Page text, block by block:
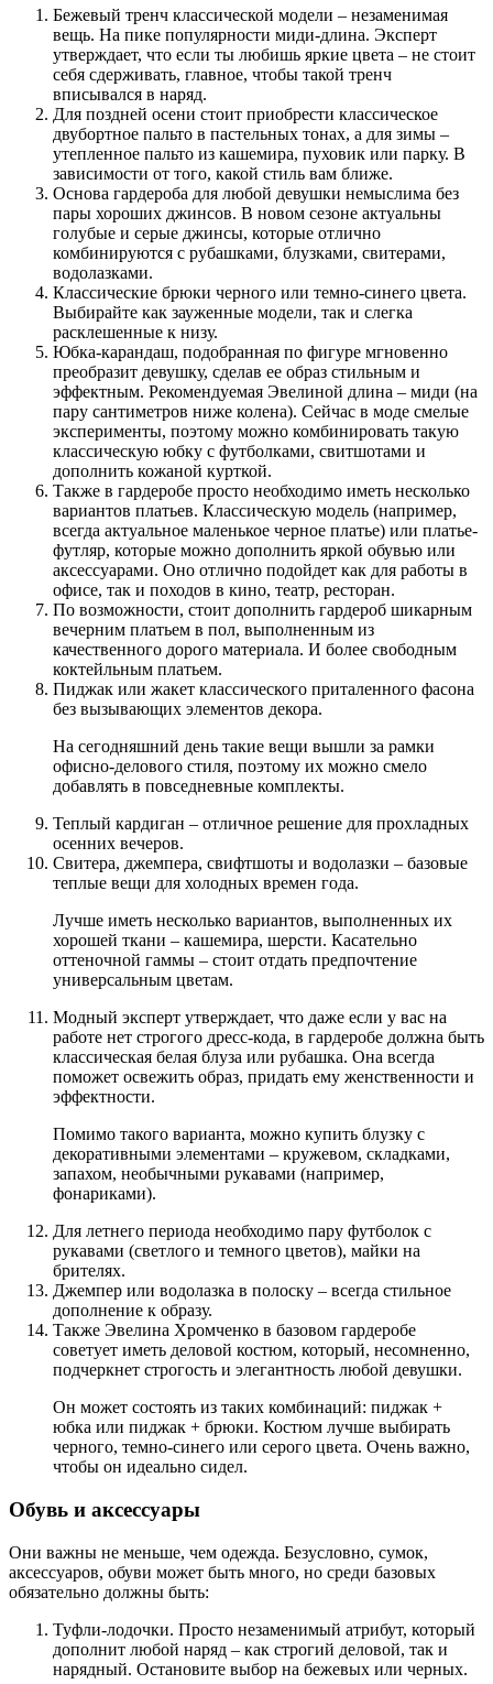
Бежевый тренч классической модели – незаменимая
вещь. На пике популярности миди-длина. Эксперт
утверждает, что если ты любишь яркие цвета – не стоит
себя сдерживать, главное, чтобы такой тренч
вписывался в наряд.
Для поздней осени стоит приобрести классическое
двубортное пальто в пастельных тонах, а для зимы –
утепленное пальто из кашемира, пуховик или парку. В
зависимости от того, какой стиль вам ближе.
Основа гардероба для любой девушки немыслима без
пары хороших джинсов. В новом сезоне актуальны
голубые и серые джинсы, которые отлично
комбинируются с рубашками, блузками, свитерами,
водолазками.
Классические брюки черного или темно-синего цвета.
Выбирайте как зауженные модели, так и слегка
расклешенные к низу.
Юбка-карандаш, подобранная по фигуре мгновенно
преобразит девушку, сделав ее образ стильным и
эффектным. Рекомендуемая Эвелиной длина – миди (на
пару сантиметров ниже колена). Сейчас в моде смелые
эксперименты, поэтому можно комбинировать такую
классическую юбку с футболками, свитшотами и
дополнить кожаной курткой.
Также в гардеробе просто необходимо иметь несколько
вариантов платьев. Классическую модель (например,
всегда актуальное маленькое черное платье) или платье-
футляр, которые можно дополнить яркой обувью или
аксессуарами. Оно отлично подойдет как для работы в
офисе, так и походов в кино, театр, ресторан.
По возможности, стоит дополнить гардероб шикарным
вечерним платьем в пол, выполненным из
качественного дорого материала. И более свободным
коктейльным платьем.
Пиджак или жакет классического приталенного фасона
без вызывающих элементов декора.
На сегодняшний день такие вещи вышли за рамки
офисно-делового стиля, поэтому их можно смело
добавлять в повседневные комплекты.
Теплый кардиган – отличное решение для прохладных
осенних вечеров.
Свитера, джемпера, свифтшоты и водолазки – базовые
теплые вещи для холодных времен года.
Лучше иметь несколько вариантов, выполненных их
хорошей ткани – кашемира, шерсти. Касательно
оттеночной гаммы – стоит отдать предпочтение
универсальным цветам.
Модный эксперт утверждает, что даже если у вас на
работе нет строгого дресс-кода, в гардеробе должна быть
классическая белая блуза или рубашка. Она всегда
поможет освежить образ, придать ему женственности и
эффектности.
Помимо такого варианта, можно купить блузку с
декоративными элементами – кружевом, складками,
запахом, необычными рукавами (например,
фонариками).
Для летнего периода необходимо пару футболок с
рукавами (светлого и темного цветов), майки на
брителях.
Джемпер или водолазка в полоску – всегда стильное
дополнение к образу.
Также Эвелина Хромченко в базовом гардеробе
советует иметь деловой костюм, который, несомненно,
подчеркнет строгость и элегантность любой девушки.
Он может состоять из таких комбинаций: пиджак +
юбка или пиджак + брюки. Костюм лучше выбирать
черного, темно-синего или серого цвета. Очень важно,
чтобы он идеально сидел.
Обувь и аксессуары
Они важны не меньше, чем одежда. Безусловно, сумок,
аксессуаров, обуви может быть много, но среди базовых
обязательно должны быть:
Туфли-лодочки. Просто незаменимый атрибут, который
дополнит любой наряд – как строгий деловой, так и
нарядный. Остановите выбор на бежевых или черных.